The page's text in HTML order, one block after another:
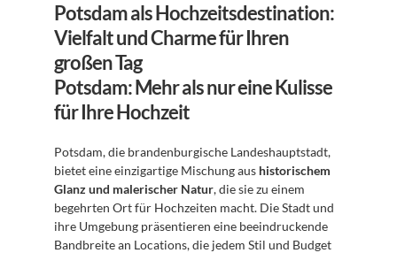
Potsdam als Hochzeitsdestination:
Vielfalt und Charme für Ihren
großen Tag
Potsdam: Mehr als nur eine Kulisse
für Ihre Hochzeit
Potsdam, die brandenburgische Landeshauptstadt,
bietet eine einzigartige Mischung aus historischem
Glanz und malerischer Natur, die sie zu einem
begehrten Ort für Hochzeiten macht. Die Stadt und
ihre Umgebung präsentieren eine beeindruckende
Bandbreite an Locations, die jedem Stil und Budget